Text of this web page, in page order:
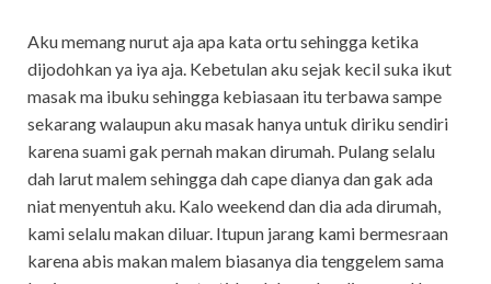
Aku memang nurut aja apa kata ortu sehingga ketika
dijodohkan ya iya aja. Kebetulan aku sejak kecil suka ikut
masak ma ibuku sehingga kebiasaan itu terbawa sampe
sekarang walaupun aku masak hanya untuk diriku sendiri
karena suami gak pernah makan dirumah. Pulang selalu
dah larut malem sehingga dah cape dianya dan gak ada
niat menyentuh aku. Kalo weekend dan dia ada dirumah,
kami selalu makan diluar. Itupun jarang kami bermesraan
karena abis makan malem biasanya dia tenggelem sama